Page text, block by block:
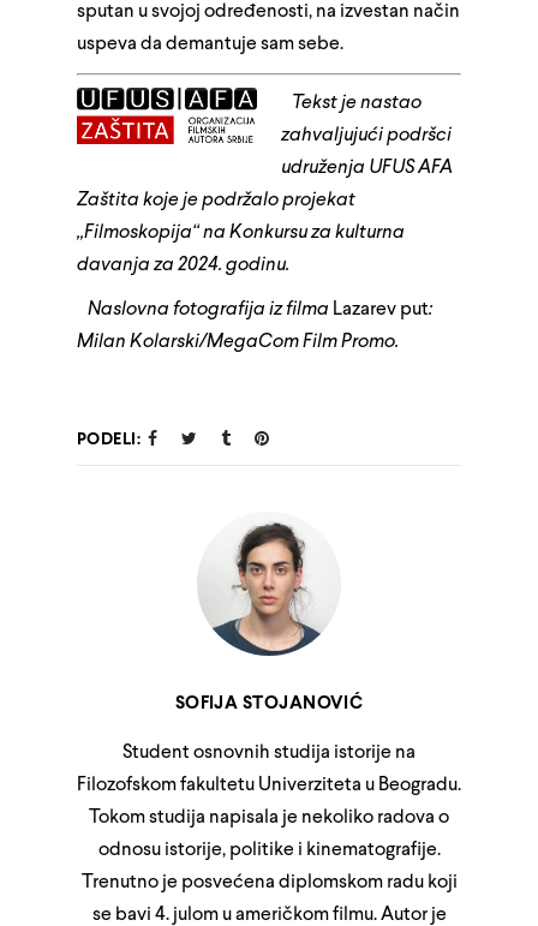
sputan u svojoj određenosti, na izvestan način
uspeva da demantuje sam sebe.
Tekst je nastao
zahvaljujući podršci
udruženja UFUS AFA
Zaštita koje je podržalo projekat
„Filmoskopija“ na Konkursu za kulturna
davanja za 2024. godinu.
Naslovna fotografija iz filma Lazarev put:
Milan Kolarski/MegaCom Film Promo.
PODELI:
SOFIJA STOJANOVIĆ
Student osnovnih studija istorije na
Filozofskom fakultetu Univerziteta u Beogradu.
Tokom studija napisala je nekoliko radova o
odnosu istorije, politike i kinematografije.
Trenutno je posvećena diplomskom radu koji
se bavi 4. julom u američkom filmu. Autor je